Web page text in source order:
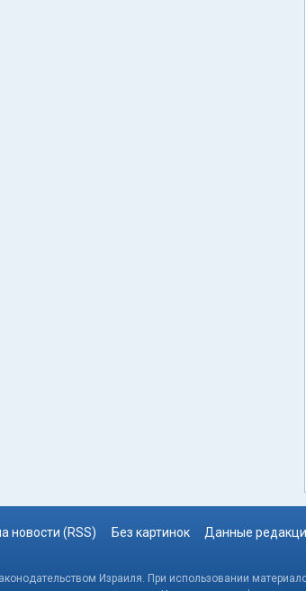
новости (RSS) Без картинок Данные
Израиля. При использовании